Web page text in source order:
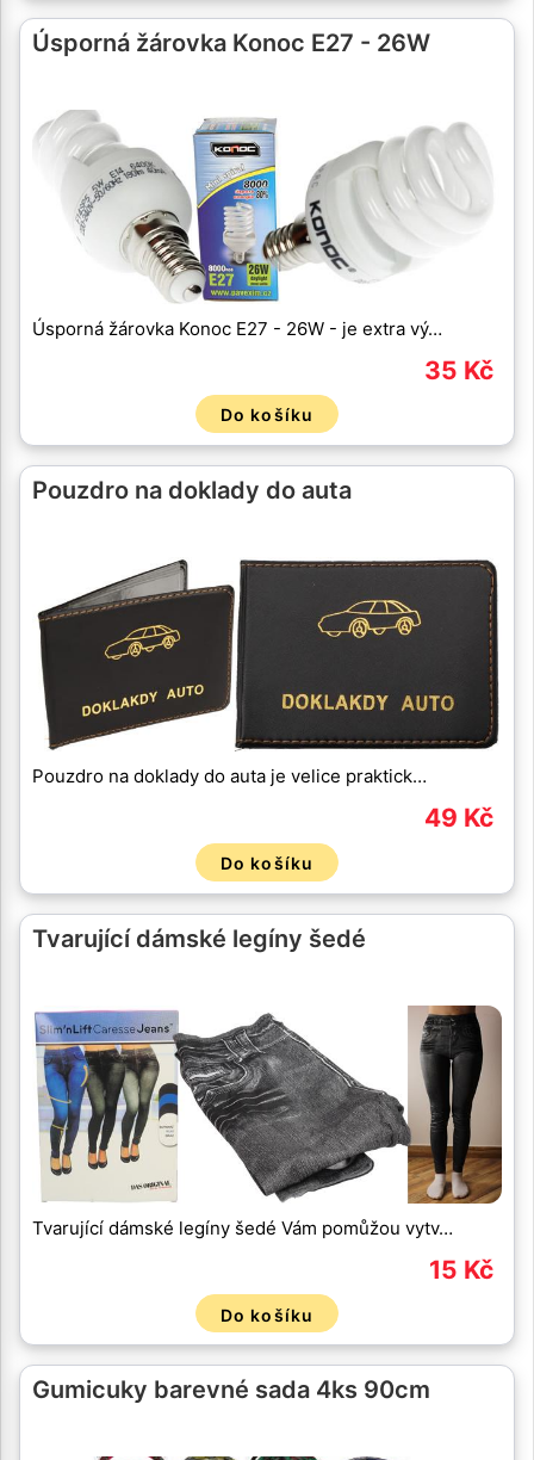
Úsporná žárovka Konoc E27 - 26W
Úsporná žárovka Konoc E27 - 26W - je extra vý…
35 Kč
Do košíku
Pouzdro na doklady do auta
Pouzdro na doklady do auta je velice praktick…
49 Kč
Do košíku
Tvarující dámské legíny šedé
Tvarující dámské legíny šedé Vám pomůžou vytv…
15 Kč
Do košíku
Gumicuky barevné sada 4ks 90cm